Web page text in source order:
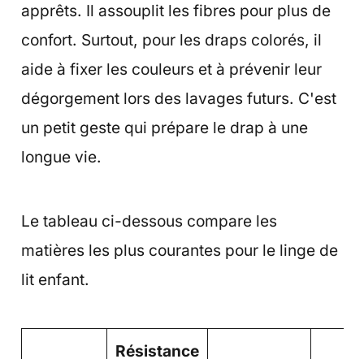
apprêts. Il assouplit les fibres pour plus de
confort. Surtout, pour les draps colorés, il
aide à fixer les couleurs et à prévenir leur
dégorgement lors des lavages futurs. C'est
un petit geste qui prépare le drap à une
longue vie.
Le tableau ci-dessous compare les
matières les plus courantes pour le linge de
lit enfant.
Résistance